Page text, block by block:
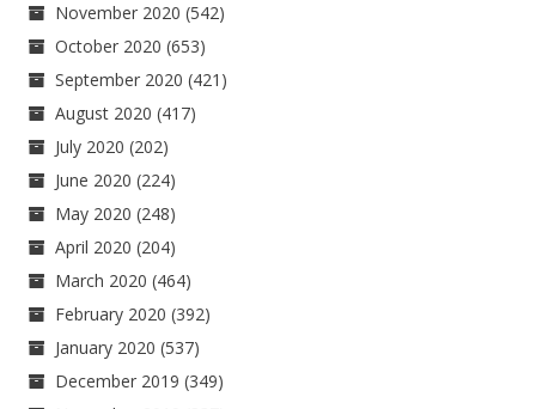
November 2020 (542)
October 2020 (653)
September 2020 (421)
August 2020 (417)
July 2020 (202)
June 2020 (224)
May 2020 (248)
April 2020 (204)
March 2020 (464)
February 2020 (392)
January 2020 (537)
December 2019 (349)